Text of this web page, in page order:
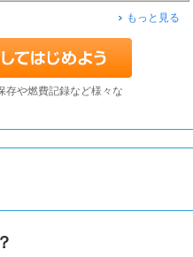
もっと見る
存や燃費記録など様々な